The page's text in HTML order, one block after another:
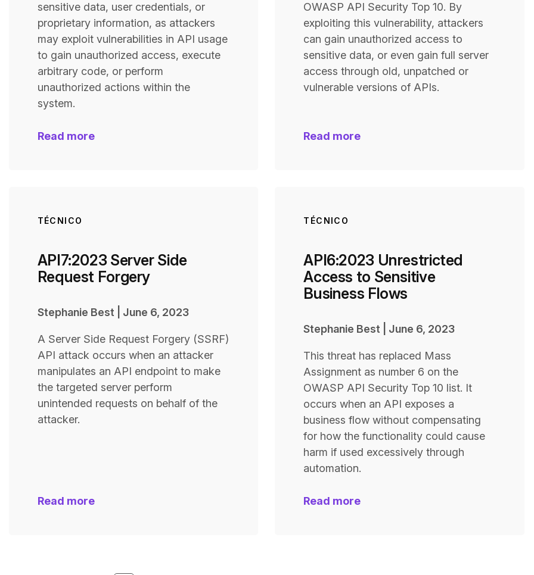
sensitive data, user credentials, or
proprietary information, as attackers
may exploit vulnerabilities in API usage
to gain unauthorized access, execute
arbitrary code, or perform
unauthorized actions within the
system.
Read more
OWASP API Security Top 10. By
exploiting this vulnerability, attackers
can gain unauthorized access to
sensitive data, or even gain full server
access through old, unpatched or
vulnerable versions of APIs.
Read more
TÉCNICO
API7:2023 Server Side
Request Forgery
Stephanie Best June 6, 2023
A Server Side Request Forgery (SSRF)
API attack occurs when an attacker
manipulates an API endpoint to make
the targeted server perform
unintended requests on behalf of the
attacker.
Read more
TÉCNICO
API6:2023 Unrestricted
Access to Sensitive
Business Flows
Stephanie Best June 6, 2023
This threat has replaced Mass
Assignment as number 6 on the
OWASP API Security Top 10 list. It
occurs when an API exposes a
business flow without compensating
for how the functionality could cause
harm if used excessively through
automation.
Read more